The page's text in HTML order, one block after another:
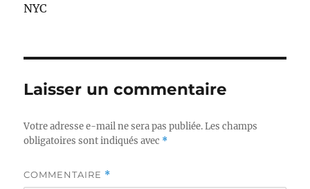
NYC
Laisser un commentaire
Votre adresse e-mail ne sera pas publiée. Les champs
obligatoires sont indiqués avec *
COMMENTAIRE *